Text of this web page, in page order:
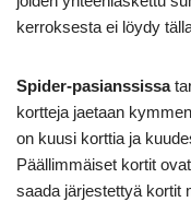
kerroksesta ei löydy
Spider-pasianssissa
kortteja jaetaan
on kuusi korttia ja
Päällimmäiset kortit
saada järjestettyä kortit